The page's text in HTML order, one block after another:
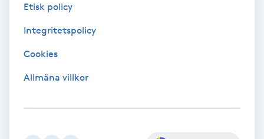
Healing
Herrklippning
Etisk policy
Integritetspolicy
Cookies
Allmäna villkor